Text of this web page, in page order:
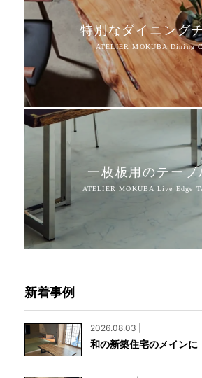
特別なダイニング
一枚板用のテーブ
新着事例
2026.08.03 |
和の新築住宅のメインに